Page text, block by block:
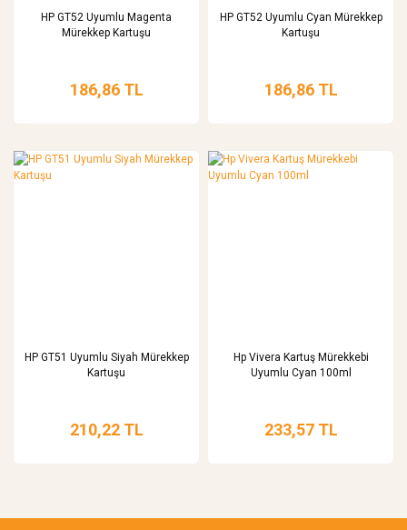
HP GT52 Uyumlu Magenta
Mürekkep Kartuşu
186,86 TL
HP GT52 Uyumlu Cyan Mürekkep
Kartuşu
186,86 TL
HP GT51 Uyumlu Siyah Mürekkep
Kartuşu
210,22 TL
Hp Vivera Kartuş Mürekkebi
Uyumlu Cyan 100ml
233,57 TL